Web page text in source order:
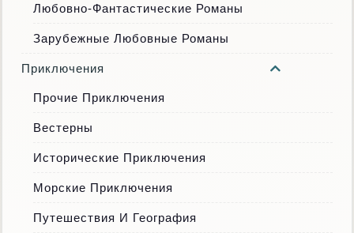
Любовно-Фантастические Романы
Зарубежные Любовные Романы
Приключения
Прочие Приключения
Вестерны
Исторические Приключения
Морские Приключения
Путешествия И География